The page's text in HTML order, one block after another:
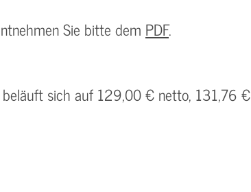
Sie bitte dem PDF.
beläuft sich auf 129,00 € netto, 131,76